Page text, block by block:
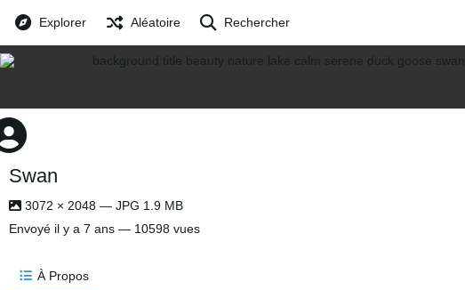
Explorer Aléatoire Rechercher
Swan
3072 × 2048 — JPG 1.9 MB
Envoyé il y a 7 ans — 10598 vues
À Propos